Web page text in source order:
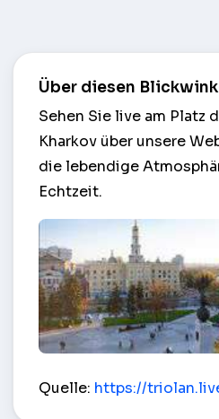
Über diesen
Sehen Sie live am Platz
Kharkov über unsere
die lebendige
Echtzeit.
Quelle: https://